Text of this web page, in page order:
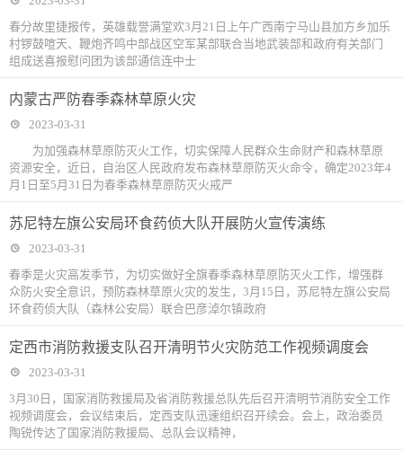
春分故里捷报传，英雄载誉满堂欢3月21日上午广西南宁马山县加方乡加乐
村锣鼓喧天、鞭炮齐鸣中部战区空军某部联合当地武装部和政府有关部门
组成送喜报慰问团为该部通信连中士
内蒙古严防春季森林草原火灾
2023-03-31
为加强森林草原防灭火工作，切实保障人民群众生命财产和森林草原
资源安全，近日，自治区人民政府发布森林草原防灭火命令，确定2023年4
月1日至5月31日为春季森林草原防灭火戒严
苏尼特左旗公安局环食药侦大队开展防火宣传演练
2023-03-31
春季是火灾高发季节，为切实做好全旗春季森林草原防灭火工作，增强群
众防火安全意识，预防森林草原火灾的发生，3月15日，苏尼特左旗公安局
环食药侦大队（森林公安局）联合巴彦淖尔镇政府
定西市消防救援支队召开清明节火灾防范工作视频调度会
2023-03-31
3月30日，国家消防救援局及省消防救援总队先后召开清明节消防安全工作
视频调度会，会议结束后，定西支队迅速组织召开续会。会上，政治委员
陶锐传达了国家消防救援局、总队会议精神，